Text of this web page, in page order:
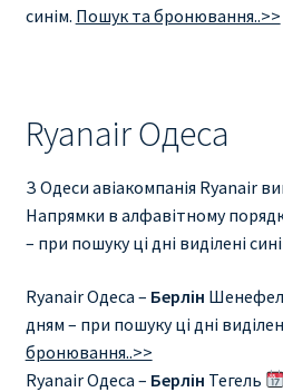
синім. Пошук та бронювання..>>
Ryanair Одеса
З Одеси авіакомпанія Ryanair
Напрямки в алфавітному
– при пошуку ці дні виділені
Ryanair Одеса – Берлін
дням – при пошуку ці дні
бронювання..>>
Ryanair Одеса – Берлін Тегель